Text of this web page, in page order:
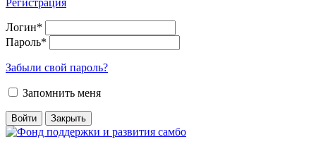
Регистрация
Логин*
Пароль*
Забыли свой пароль?
Запомнить меня